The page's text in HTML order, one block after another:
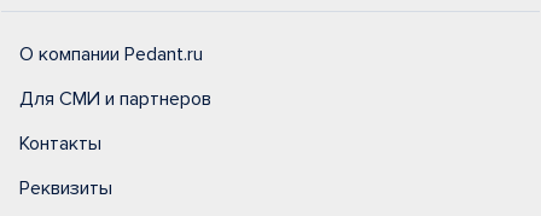
О компании Pedant.ru
Для СМИ и партнеров
Контакты
Реквизиты